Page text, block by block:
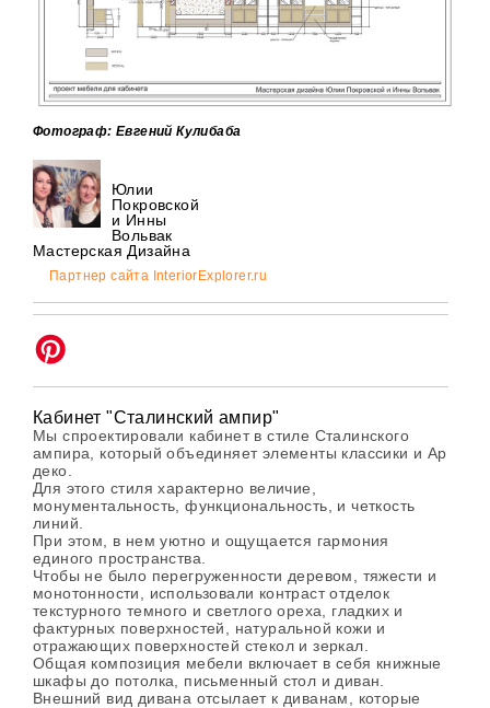
Фотограф: Евгений Кулибаба
Юлии
Покровской
и Инны
Вольвак
Мастерская Дизайна
Партнер сайта InteriorExplorer.ru
Кабинет "Сталинский ампир"
Мы спроектировали кабинет в стиле Сталинского
ампира, который объединяет элементы классики и Ар
деко.
Для этого стиля характерно величие,
монументальность, функциональность, и четкость
линий.
При этом, в нем уютно и ощущается гармония
единого пространства.
Чтобы не было перегруженности деревом, тяжести и
монотонности, использовали контраст отделок
текстурного темного и светлого ореха, гладких и
фактурных поверхностей, натуральной кожи и
отражающих поверхностей стекол и зеркал.
Общая композиция мебели включает в себя книжные
шкафы до потолка, письменный стол и диван.
Внешний вид дивана отсылает к диванам, которые